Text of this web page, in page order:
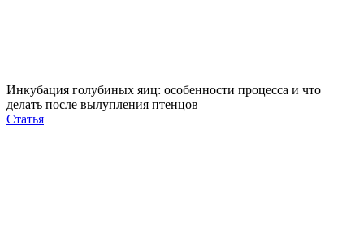
Инкубация голубиных яиц: особенности процесса и что
делать после вылупления птенцов
Статья